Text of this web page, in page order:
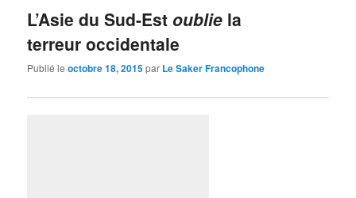
L’Asie du Sud-Est oublie la
terreur occidentale
Publié leoctobre 18, 2015par Le Saker Francophone